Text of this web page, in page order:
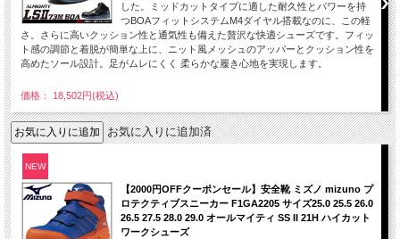
した。ミッドカットタイプに適した耐久性とパワーを持
つBOAフィットシステムM4ダイヤル搭載なのに、この軽
さ。さらに高いクッション性と通気性も備えた贅沢な快適シューズです。フィッ
ト感の調節と着脱が簡単な上に、ニット風メッシュのアッパーとクッション性を
高めたソール設計。足がムレにくく 柔らかな履き心地を実現します。
価格： 18,502円(税込)
お気に入りに追加済
NEW
【2000円OFFクーポンセール】安全靴 ミズノ mizuno プ
ロテクティブスニーカー F1GA2205 サイズ25.0 25.5 26.0
26.5 27.5 28.0 29.0 オールマイティ SS II 21H ハイカット
ワークシューズ